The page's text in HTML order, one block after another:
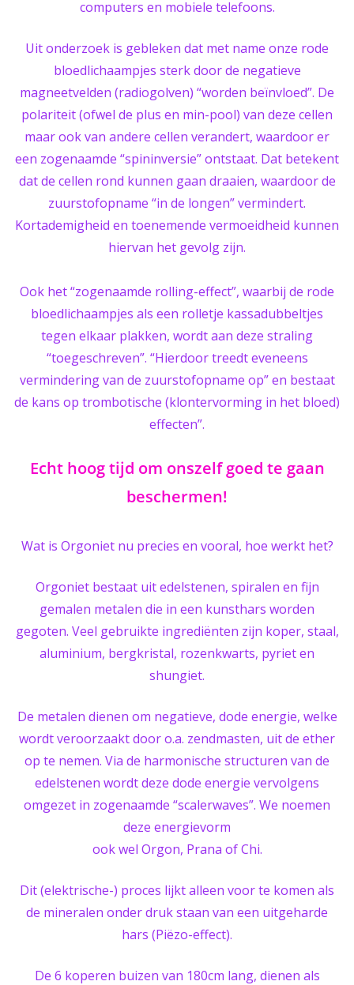
computers en mobiele telefoons.
Uit onderzoek is gebleken dat met name onze rode
bloedlichaampjes sterk door de negatieve
magneetvelden (radiogolven) “worden beïnvloed”. De
polariteit (ofwel de plus en min-pool) van deze cellen
maar ook van andere cellen verandert, waardoor er
een zogenaamde “spininversie” ontstaat. Dat betekent
dat de cellen rond kunnen gaan draaien, waardoor de
zuurstofopname “in de longen” vermindert.
Kortademigheid en toenemende vermoeidheid kunnen
hiervan het gevolg zijn.
Ook het “zogenaamde rolling-effect”, waarbij de rode
bloedlichaampjes als een rolletje kassadubbeltjes
tegen elkaar plakken, wordt aan deze straling
“toegeschreven”. “Hierdoor treedt eveneens
vermindering van de zuurstofopname op” en bestaat
de kans op trombotische (klontervorming in het bloed)
effecten”.
Echt hoog tijd om onszelf goed te gaan
beschermen!
Wat is Orgoniet nu precies en vooral, hoe werkt het?
Orgoniet bestaat uit edelstenen, spiralen en fijn
gemalen metalen die in een kunsthars worden
gegoten. Veel gebruikte ingrediënten zijn koper, staal,
aluminium, bergkristal, rozenkwarts, pyriet en
shungiet.
De metalen dienen om negatieve, dode energie, welke
wordt veroorzaakt door o.a. zendmasten, uit de ether
op te nemen. Via de harmonische structuren van de
edelstenen wordt deze dode energie vervolgens
omgezet in zogenaamde “scalerwaves”. We noemen
deze energievorm
ook wel Orgon, Prana of Chi.
Dit (elektrische-) proces lijkt alleen voor te komen als
de mineralen onder druk staan van een uitgeharde
hars (Piëzo-effect).
De 6 koperen buizen van 180cm lang, dienen als